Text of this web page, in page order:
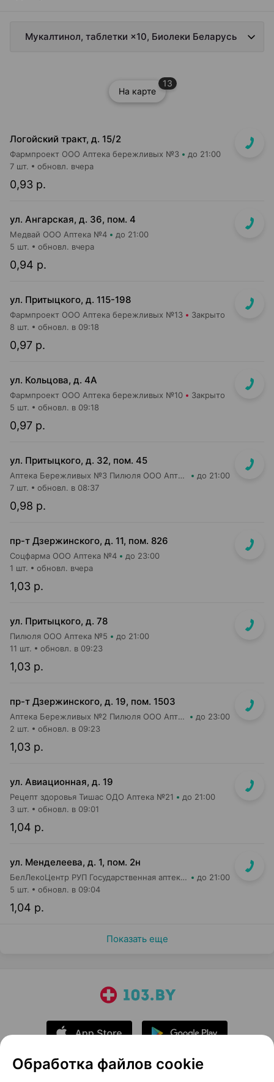
Мукалтинол, таблетки ×10, Биолеки Беларусь
На карте
13
Логойский тракт, д. 15/2
Фармпроект ООО Аптека бережливых №3 до 21:00
0,93 р.
7 шт. обновл. вчера
ул. Ангарская, д. 36, пом. 4
Медвай ООО Аптека №4 до 21:00
0,94 р.
5 шт. обновл. вчера
ул. Притыцкого, д. 115-198
Фармпроект ООО Аптека бережливых №13 Закрыто
0,97 р.
8 шт. обновл. в 09:18
ул. Кольцова, д. 4А
Фармпроект ООО Аптека бережливых №10 Закрыто
0,97 р.
5 шт. обновл. в 09:18
ул. Притыцкого, д. 32, пом. 45
Аптека Бережливых №3 Пилюля ООО Аптека до 21:00
0,98 р.
7 шт. обновл. в 08:37
пр-т Дзержинского, д. 11, пом. 826
Соцфарма ООО Аптека №4 до 23:00
1,03 р.
1 шт. обновл. вчера
ул. Притыцкого, д. 78
Пилюля ООО Аптека №5 до 21:00
1,03 р.
11 шт. обновл. в 09:23
пр-т Дзержинского, д. 19, пом. 1503
Аптека Бережливых №2 Пилюля ООО Аптека до 23:00
1,03 р.
2 шт. обновл. в 09:23
ул. Авиационная, д. 19
Рецепт здоровья Тишас ОДО Аптека №21 до 21:00
1,04 р.
3 шт. обновл. в 09:01
ул. Менделеева, д. 1, пом. 2н
БелЛекоЦентр РУП Государственная аптека №46 до 21:00
1,04 р.
5 шт. обновл. в 09:04
Показать еще
Обработка файлов cookie